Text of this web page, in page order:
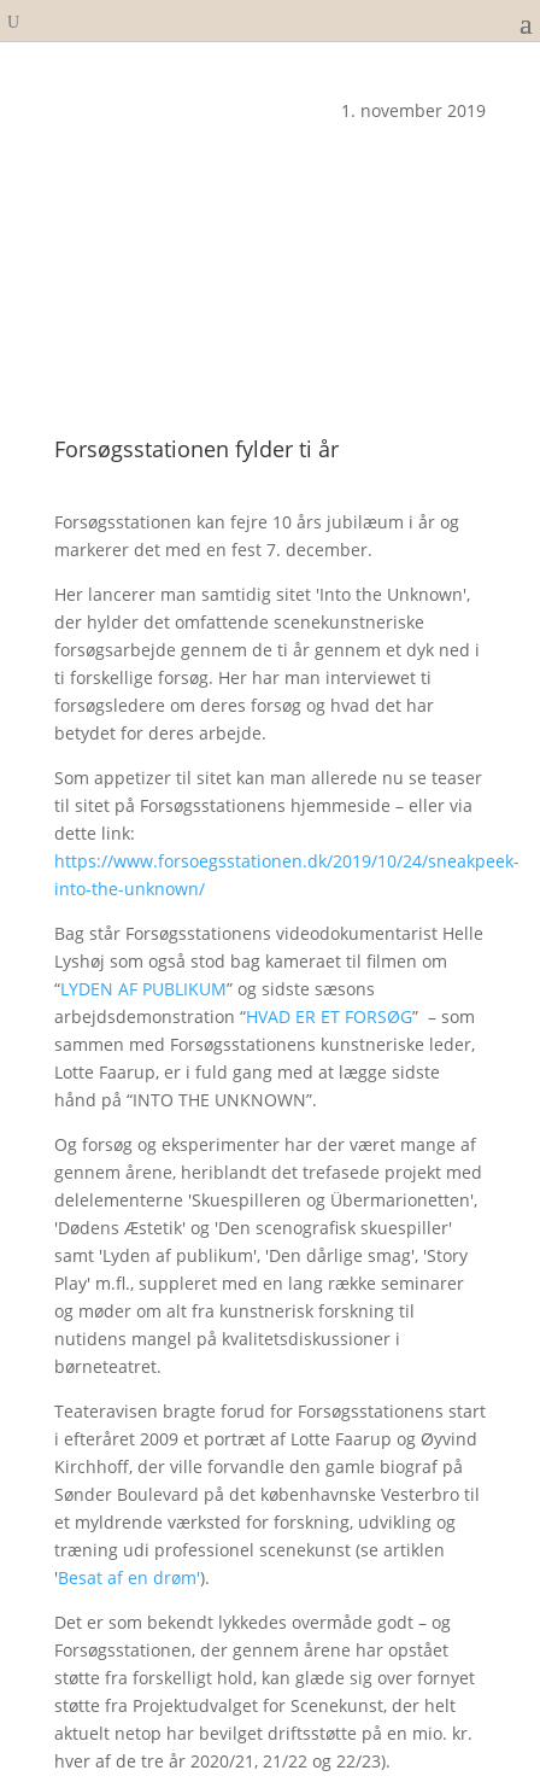
1. november 2019
Forsøgsstationen fylder ti år
Forsøgsstationen kan fejre 10 års jubilæum i år og
markerer det med en fest 7. december.
Her lancerer man samtidig sitet 'Into the Unknown',
der hylder det omfattende scenekunstneriske
forsøgsarbejde gennem de ti år gennem et dyk ned i
ti forskellige forsøg. Her har man interviewet ti
forsøgsledere om deres forsøg og hvad det har
betydet for deres arbejde.
Som appetizer til sitet kan man allerede nu se teaser
til sitet på Forsøgsstationens hjemmeside – eller via
dette link:
https://www.forsoegsstationen.dk/2019/10/24/sneakpeek-
into-the-unknown/
Bag står Forsøgsstationens videodokumentarist Helle
Lyshøj som også stod bag kameraet til filmen om
“LYDEN AF PUBLIKUM” og sidste sæsons
arbejdsdemonstration “HVAD ER ET FORSØG” – som
sammen med Forsøgsstationens kunstneriske leder,
Lotte Faarup, er i fuld gang med at lægge sidste
hånd på “INTO THE UNKNOWN”.
Og forsøg og eksperimenter har der været mange af
gennem årene, heriblandt det trefasede projekt med
delelementerne 'Skuespilleren og Übermarionetten',
'Dødens Æstetik' og 'Den scenografisk skuespiller'
samt 'Lyden af publikum', 'Den dårlige smag', 'Story
Play' m.fl., suppleret med en lang række seminarer
og møder om alt fra kunstnerisk forskning til
nutidens mangel på kvalitetsdiskussioner i
børneteatret.
Teateravisen bragte forud for Forsøgsstationens start
i efteråret 2009 et portræt af Lotte Faarup og Øyvind
Kirchhoff, der ville forvandle den gamle biograf på
Sønder Boulevard på det københavnske Vesterbro til
et myldrende værksted for forskning, udvikling og
træning udi professionel scenekunst (se artiklen
'Besat af en drøm').
Det er som bekendt lykkedes overmåde godt – og
Forsøgsstationen, der gennem årene har opstået
støtte fra forskelligt hold, kan glæde sig over fornyet
støtte fra Projektudvalget for Scenekunst, der helt
aktuelt netop har bevilget driftsstøtte på en mio. kr.
hver af de tre år 2020/21, 21/22 og 22/23).